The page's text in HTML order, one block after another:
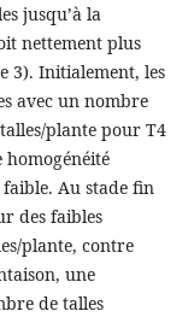
jusqu’à la
nettement plus
3). Initialement, les
avec un nombre
plante pour T4
homogénéité
Au stade fin
des faibles
plante, contre
une
de talles